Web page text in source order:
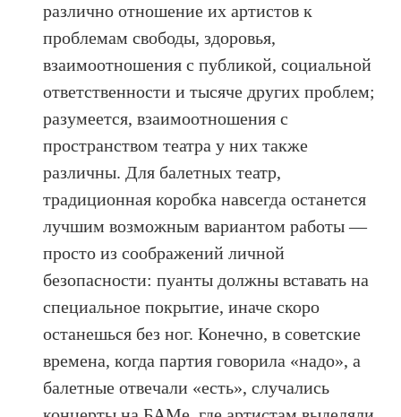
различно отношение их артистов к
проблемам свободы, здоровья,
взаимоотношения с публикой, социальной
ответственности и тысяче других проблем;
разумеется, взаимоотношения с
пространством театра у них также
различны. Для балетных театр,
традиционная коробка навсегда останется
лучшим возможным вариантом работы —
просто из соображений личной
безопасности: пуанты должны вставать на
специальное покрытие, иначе скоро
останешься без ног. Конечно, в советские
времена, когда партия говорила «надо», а
балетные отвечали «есть», случались